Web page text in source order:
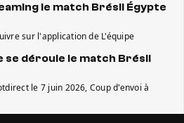
le match Brésil Égypte
sur l'application de L'équipe
se déroule le match Brésil
le 7 juin 2026, Coup d'envoi à